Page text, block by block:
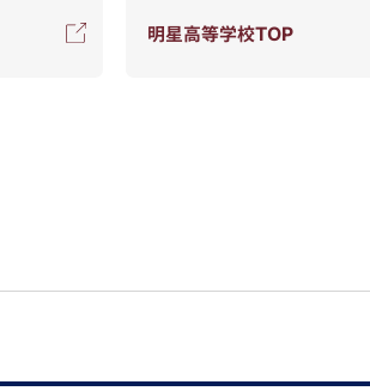
明星高等学校TOP